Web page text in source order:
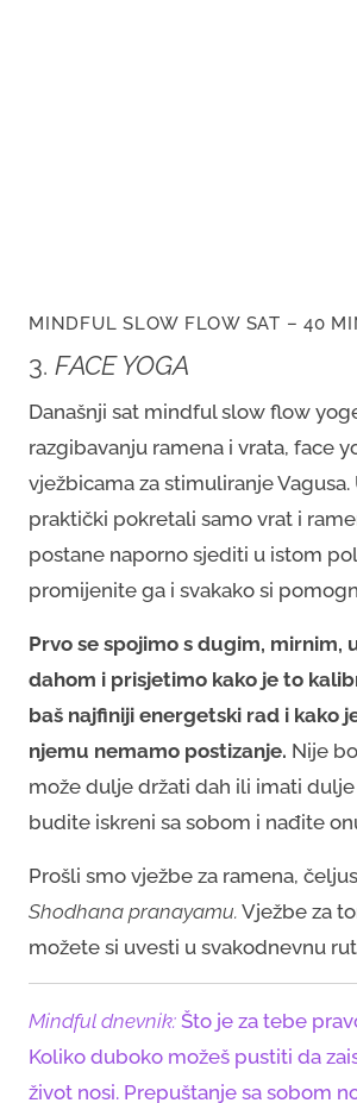
MINDFUL SLOW FLOW SAT – 40
3. FACE YOGA
Današnji sat mindful slow flow
razgibavanju ramena i vrata, face
vježbicama za stimuliranje Vagusa.
praktički pokretali samo vrat i
postane naporno sjediti u istom
promijenite ga i svakako si
Prvo se spojimo s dugim, mirnim,
dahom i prisjetimo kako je to
baš najfiniji energetski rad i kako
njemu nemamo postizanje. Nije
može dulje držati dah ili imati
budite iskreni sa sobom i nađite
Prošli smo vježbe za ramena,
Shodhana pranayamu. Vježbe za
možete si uvesti u svakodnevnu
Mindful dnevnik: Što je za tebe
Koliko duboko možeš pustiti da
život nosi. Prepuštanje sa sobom